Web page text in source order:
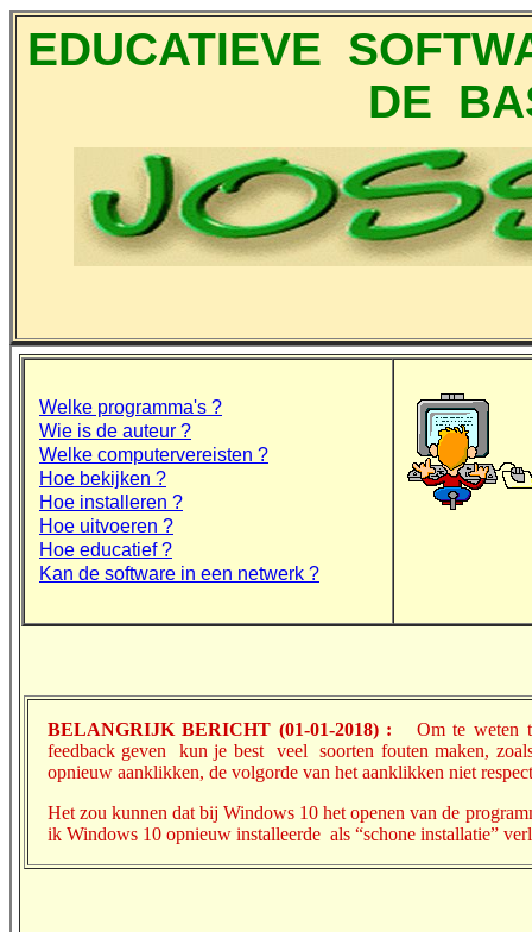
EDUCATIEVE
DE
Welke programma's ?
Wie is de auteur ?
Welke computervereisten ?
Hoe bekijken ?
Hoe installeren ?
Hoe uitvoeren ?
Hoe educatief ?
Kan de software in een netwerk ?
BELANGRIJK BERICHT (01-01-2018) : Om te weten
feedback geven kun je best veel soorten fouten maken,
opnieuw aanklikken, de volgorde van het aanklikken niet
Het zou kunnen dat bij Windows 10 het openen van de
ik Windows 10 opnieuw installeerde als“schone installatie”